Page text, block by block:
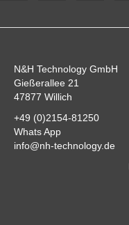
N&H Technology GmbH
Gießerallee 21
47877 Willich
+49 (0)2154-81250
Whats App
info@nh-technology.de